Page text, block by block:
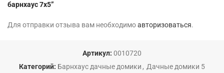
барнхаус 7х5”
Для отправки отзыва вам необходимоавторизоваться.
Артикул: 0010720
Категорий: Барнхаус дачные домики , Дачные домики 5